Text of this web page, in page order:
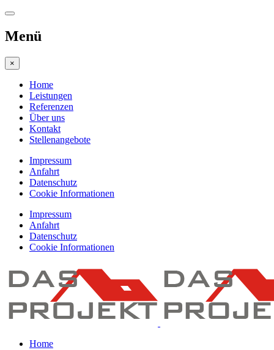
Menü
×
Home
Leistungen
Referenzen
Über uns
Kontakt
Stellenangebote
Impressum
Anfahrt
Datenschutz
Cookie Informationen
Impressum
Anfahrt
Datenschutz
Cookie Informationen
Home